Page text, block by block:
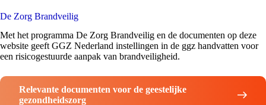
De Zorg Brandveilig
Met het programma De Zorg Brandveilig en de documenten op deze
website geeft GGZ Nederland instellingen in de ggz handvatten voor
een risicogestuurde aanpak van brandveiligheid.
Relevante documenten voor de geestelijke
gezondheidszorg